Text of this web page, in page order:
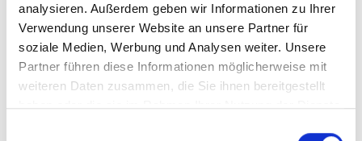
analysieren. Außerdem geben wir Informationen zu Ihrer
Verwendung unserer Website an unsere Partner für
soziale Medien, Werbung und Analysen weiter. Unsere
Partner führen diese Informationen möglicherweise mit
weiteren Daten zusammen, die Sie ihnen bereitgestellt
haben oder die sie im Rahmen Ihrer Nutzung der Dienste